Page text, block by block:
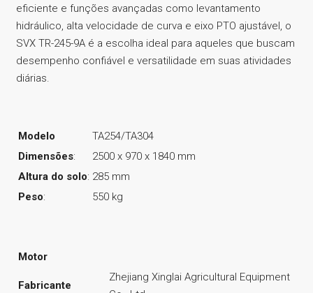
eficiente e funções avançadas como levantamento
hidráulico, alta velocidade de curva e eixo PTO ajustável, o
SVX TR-245-9A é a escolha ideal para aqueles que buscam
desempenho confiável e versatilidade em suas atividades
diárias.
Modelo
TA254/TA304
Dimensões:
2500 x 970 x 1840 mm
Altura do solo: 285 mm
Peso: 550 kg
Motor
Fabricante
Zhejiang Xinglai Agricultural Equipment